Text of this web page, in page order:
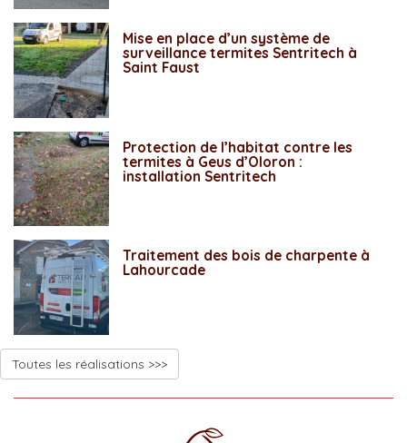
Mise en place d’un système de
surveillance termites Sentritech à
Saint Faust
Protection de l’habitat contre les
termites à Geus d’Oloron :
installation Sentritech
Traitement des bois de charpente à
Lahourcade
Toutes les réalisations >>>